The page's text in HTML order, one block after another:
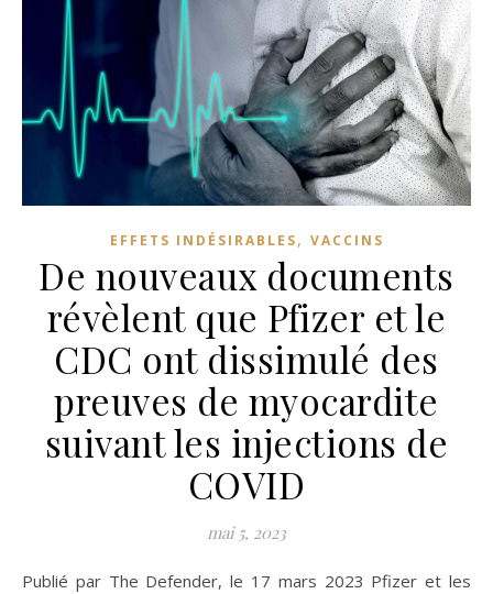
EFFETS INDÉSIRABLES, VACCINS
De nouveaux documents
révèlent que Pfizer et le
CDC ont dissimulé des
preuves de myocardite
suivant les injections de
COVID
mai 5, 2023
Publié par The Defender, le 17 mars 2023 Pfizer et les